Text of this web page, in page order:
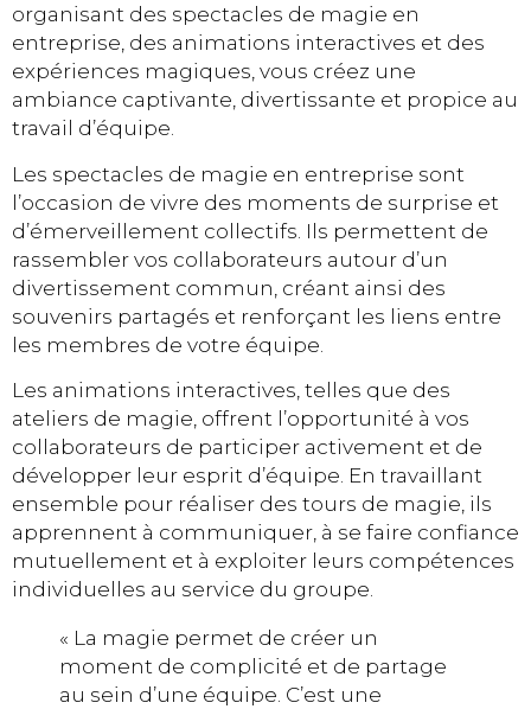
organisant des spectacles de magie en
entreprise, des animations interactives et des
expériences magiques, vous créez une
ambiance captivante, divertissante et propice au
travail d’équipe.
Les spectacles de magie en entreprise sont
l’occasion de vivre des moments de surprise et
d’émerveillement collectifs. Ils permettent de
rassembler vos collaborateurs autour d’un
divertissement commun, créant ainsi des
souvenirs partagés et renforçant les liens entre
les membres de votre équipe.
Les animations interactives, telles que des
ateliers de magie, offrent l’opportunité à vos
collaborateurs de participer activement et de
développer leur esprit d’équipe. En travaillant
ensemble pour réaliser des tours de magie, ils
apprennent à communiquer, à se faire confiance
mutuellement et à exploiter leurs compétences
individuelles au service du groupe.
« La magie permet de créer un
moment de complicité et de partage
au sein d’une équipe. C’est une